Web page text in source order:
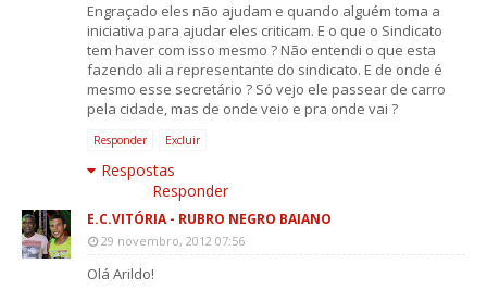
Engraçado eles não ajudam e quando alguém toma a
iniciativa para ajudar eles criticam. E o que o Sindicato
tem haver com isso mesmo ? Não entendi o que esta
fazendo ali a representante do sindicato. E de onde é
mesmo esse secretário ? Só vejo ele passear de carro
pela cidade, mas de onde veio e pra onde vai ?
Responder Excluir
Respostas
Responder
E.C.VITÓRIA - RUBRO NEGRO BAIANO
29 novembro, 2012 07:56
Olá Arildo!